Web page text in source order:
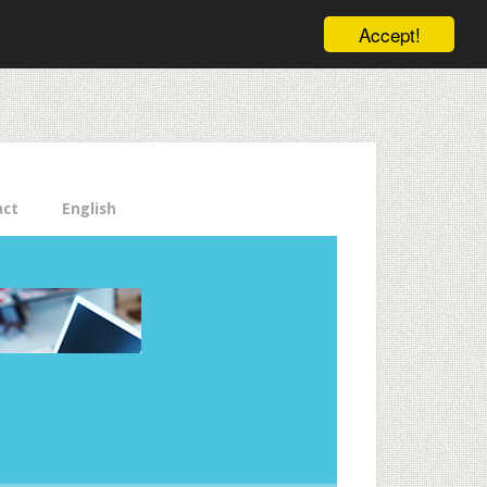
Accept!
English